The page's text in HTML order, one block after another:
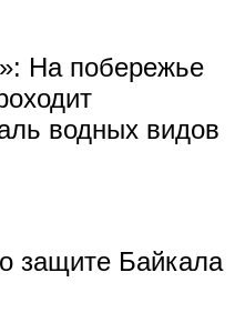
На побережье
водных видов
защите Байкала